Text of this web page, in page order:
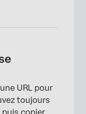
URL pour
toujours